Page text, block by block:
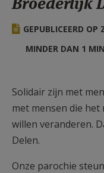
AANMELDEN
GEPUBLICEERD
MINDER DAN 1
Solidair zijn met
met mensen die
willen veranderen.
Delen.
Onze parochie